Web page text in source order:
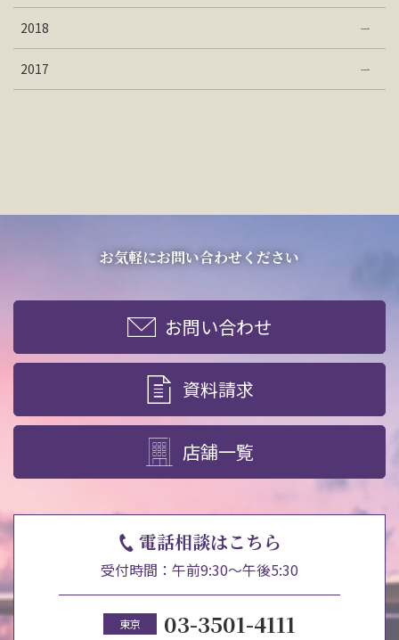
2018
2017
お気軽にお問い合わせください
お問い合わせ
資料請求
店舗一覧
電話相談はこちら
受付時間：午前9:30～午後5:30
東京 03-3501-4111